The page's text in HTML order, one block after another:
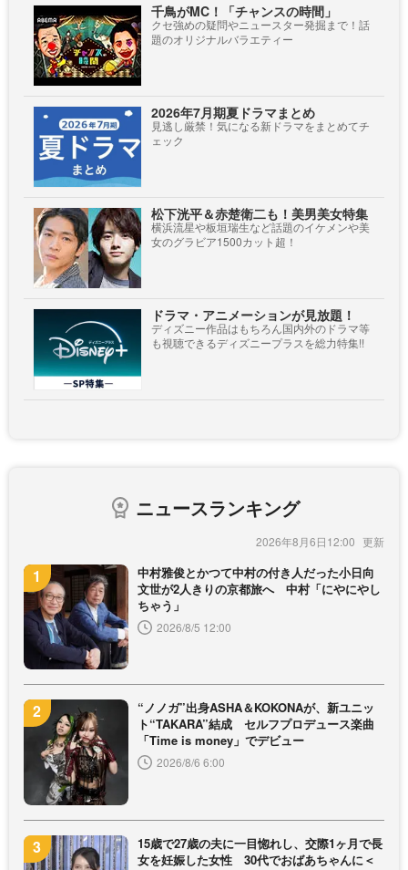
千鳥がMC！「チャンスの時間」
クセ強めの疑問やニュースター発掘まで！話
題のオリジナルバラエティー
2026年7月期夏ドラマまとめ
見逃し厳禁！気になる新ドラマをまとめてチ
ェック
松下洸平＆赤楚衛二も！美男美女特集
横浜流星や板垣瑞生など話題のイケメンや美
女のグラビア1500カット超！
ドラマ・アニメーションが見放題！
ディズニー作品はもちろん国内外のドラマ等
も視聴できるディズニープラスを総力特集!!
ニュースランキング
2026年8月6日12:00
中村雅俊とかつて中村の付き人だった小日向
文世が2人きりの京都旅へ 中村「にやにやし
ちゃう」
2026/8/5 12:00
“ノノガ”出身ASHA＆KOKONAが、新ユニッ
ト“TAKARA”結成 セルフプロデュース楽曲
「Time is money」でデビュー
2026/8/6 6:00
15歳で27歳の夫に一目惚れし、交際1ヶ月で長
女を妊娠した女性 30代でおばあちゃんに＜